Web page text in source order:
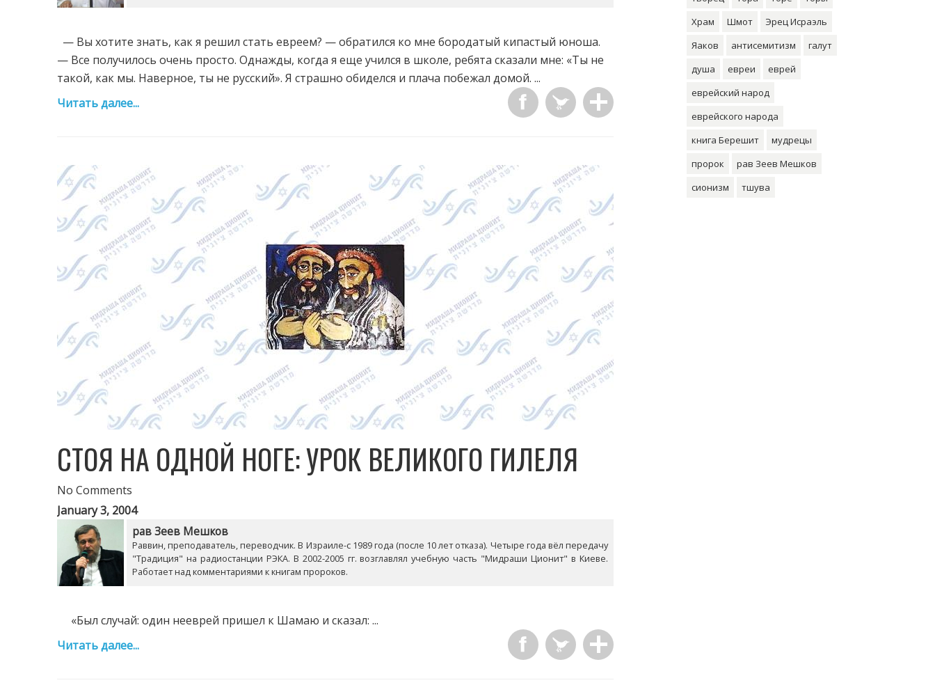
— Вы хотите знать, как я решил стать евреем? — обратился ко мне бородатый кипастый юноша.
— Все получилось очень просто. Однажды, когда я еще учился в школе, ребята сказали мне: «Ты не
такой, как мы. Наверное, ты не русский». Я страшно обиделся и плача побежал домой. ...
Читать далее...
СТОЯ НА ОДНОЙ НОГЕ: УРОК ВЕЛИКОГО ГИЛЕЛЯ
No Comments
January 3, 2004
рав Зеев Мешков
Раввин, преподаватель, переводчик. В Израиле-с 1989 года (после 10 лет отказа). Четыре года вёл передачу
"Традиция" на радиостанции РЭКА. В 2002-2005 гг. возглавлял учебную часть "Мидраши Ционит" в Киеве.
Работает над комментариями к книгам пророков.
«Был случай: один нееврей пришел к Шамаю и сказал: ...
Читать далее...
Храм
Шмот
Эрец Исраэль
Яаков
антисемитизм
галут
душа
евреи
еврей
еврейский народ
еврейского народа
книга Берешит
мудрецы
пророк
рав Зеев Мешков
сионизм
тшува